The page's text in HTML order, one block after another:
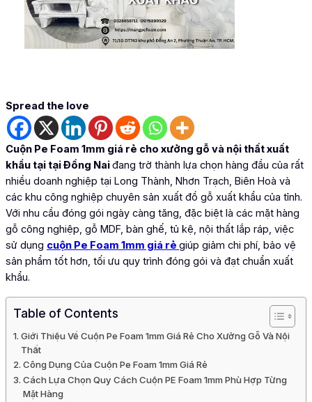
Spread the love
Cuộn Pe Foam 1mm giá rẻ cho xưởng gỗ và nội thất xuất
khẩu tại tại Đồng Naiđang trờ thành lựa chọn hàng đầu của rất
nhiều doanh nghiệp tại Long Thành, Nhơn Trạch, Biên Hoà và
các khu công nghiệp chuyên sản xuất đồ gỗ xuất khẩu của tỉnh.
Với nhu cầu đóng gói ngày càng tăng, đặc biệt là các mặt hàng
gỗ công nghiệp, gỗ MDF, bàn ghế, tủ kệ, nội thất lắp ráp, việc
sử dụng cuộn Pe Foam 1mm giá rẻ giúp giảm chi phí, bảo vệ
sản phẩm tốt hơn, tối ưu quy trình đóng gói và đạt chuẩn xuất
khẩu.
Table of Contents
Giới Thiệu Về Cuộn Pe Foam 1mm Giá Rẻ Cho Xưởng Gỗ Và Nội
Thất
Công Dụng Của Cuộn Pe Foam 1mm Giá Rẻ
Cách Lựa Chọn Quy Cách Cuộn PE Foam 1mm Phù Hợp Từng
Mặt Hàng